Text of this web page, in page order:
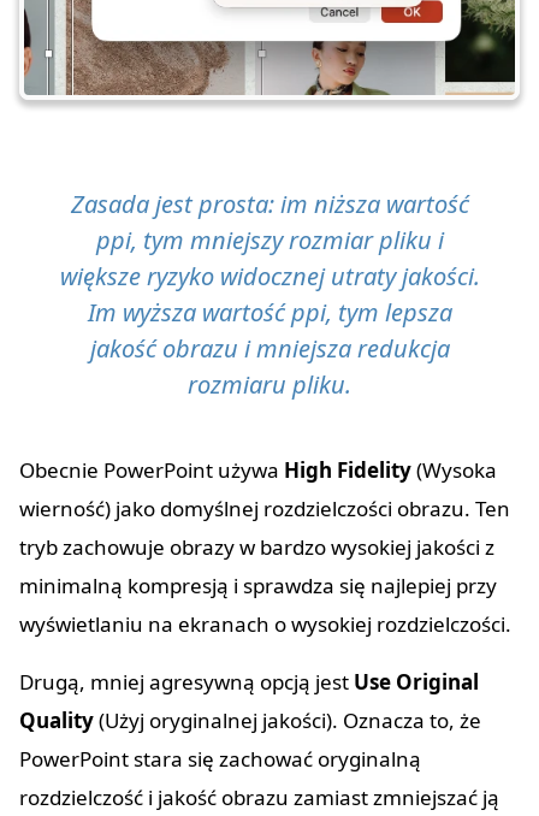
Zasada jest prosta: im niższa wartość
ppi, tym mniejszy rozmiar pliku i
większe ryzyko widocznej utraty jakości.
Im wyższa wartość ppi, tym lepsza
jakość obrazu i mniejsza redukcja
rozmiaru pliku.
Obecnie PowerPoint używa High Fidelity(Wysoka
wierność) jako domyślnej rozdzielczości obrazu. Ten
tryb zachowuje obrazy w bardzo wysokiej jakości z
minimalną kompresją i sprawdza się najlepiej przy
wyświetlaniu na ekranach o wysokiej rozdzielczości.
Drugą, mniej agresywną opcją jest Use Original
Quality(Użyj oryginalnej jakości). Oznacza to, że
PowerPoint stara się zachować oryginalną
rozdzielczość i jakość obrazu zamiast zmniejszać ją